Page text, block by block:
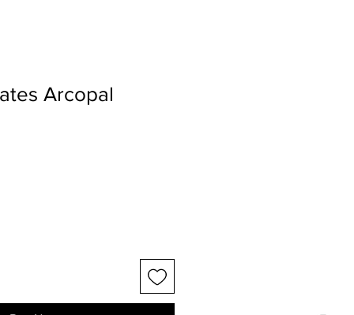
Arcopal